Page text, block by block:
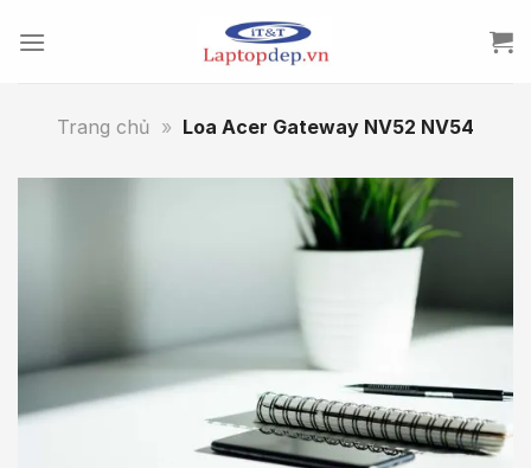
Trang chủ » Loa Acer Gateway NV52 NV54